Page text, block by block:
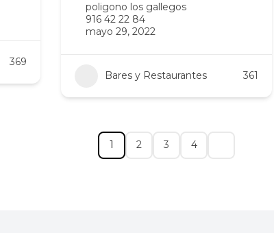
369
poligono los gallegos
916 42 22 84
mayo 29, 2022
Bares y Restaurantes 361
1 2 3 4